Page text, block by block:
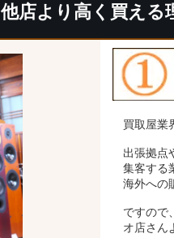
他店より高く買える
買取屋業
出張拠点
集客する
海外への
ですので
オ店さん